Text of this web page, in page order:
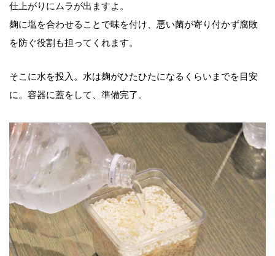
仕上がりにムラが出ますよ。
麹に塩を合わせることで味を付け、悪い菌が寄り付かず腐敗
を防ぐ役割も担ってくれます。
そこに水を投入。水は麹がひたひたになるくらいまでを目安
に。容器に蓋をして、準備完了。